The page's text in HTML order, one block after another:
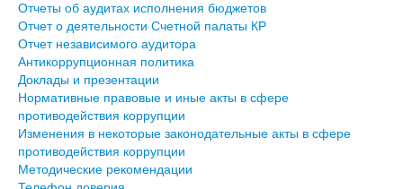
Отчеты об аудитах исполнения бюджетов
Отчет о деятельности Счетной палаты КР
Отчет независимого аудитора
Антикоррупционная политика
Доклады и презентации
Нормативные правовые и иные акты в сфере
противодействия коррупции
Изменения в некоторые законодательные акты в сфере
противодействия коррупции
Методические рекомендации